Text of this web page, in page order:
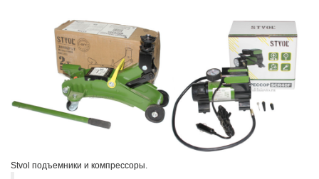
Stvol подъемники и компрессоры.